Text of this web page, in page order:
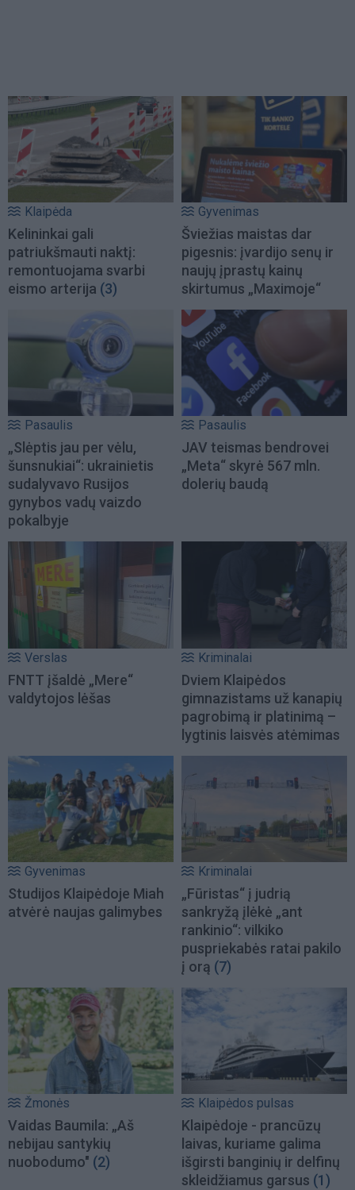
Klaipėda
Kelininkai gali
patriukšmauti naktį:
remontuojama svarbi
eismo arterija (3)
Gyvenimas
Šviežias maistas dar
pigesnis: įvardijo senų ir
naujų įprastų kainų
skirtumus „Maximoje“
Pasaulis
„Slėptis jau per vėlu,
šunsnukiai“: ukrainietis
sudalyvavo Rusijos
gynybos vadų vaizdo
pokalbyje
Pasaulis
JAV teismas bendrovei
„Meta“ skyrė 567 mln.
dolerių baudą
Verslas
FNTT įšaldė „Mere“
valdytojos lėšas
Kriminalai
Dviem Klaipėdos
gimnazistams už kanapių
pagrobimą ir platinimą –
lygtinis laisvės atėmimas
Gyvenimas
Studijos Klaipėdoje Miah
atvėrė naujas galimybes
Kriminalai
„Fūristas“ į judrią
sankryžą įlėkė „ant
rankinio“: vilkiko
puspriekabės ratai pakilo
į orą (7)
Žmonės
Vaidas Baumila: „Aš
nebijau santykių
nuobodumo" (2)
Klaipėdos pulsas
Klaipėdoje - prancūzų
laivas, kuriame galima
išgirsti banginių ir delfinų
skleidžiamus garsus (1)